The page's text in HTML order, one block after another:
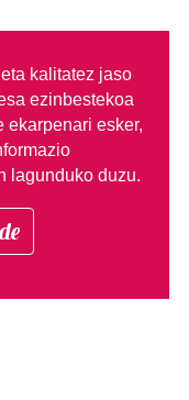
kalitatez jaso
ezinbestekoa
ekarpenari esker,
lagunduko duzu.